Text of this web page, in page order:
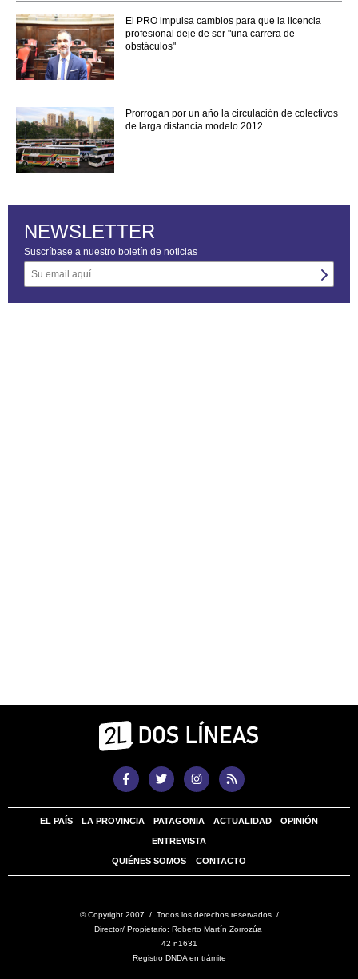
El PRO impulsa cambios para que la licencia
profesional deje de ser "una carrera de
obstáculos"
Prorrogan por un año la circulación de colectivos
de larga distancia modelo 2012
NEWSLETTER
Suscríbase a nuestro boletín de noticias
EL PAÍS LA PROVINCIA PATAGONIA ACTUALIDAD OPINIÓN
ENTREVISTA
QUIÉNES SOMOS CONTACTO
© Copyright 2007 / Todos los derechos reservados /
Director/ Propietario: Roberto Martín Zorrozúa
42 n1631
Registro DNDA en trámite